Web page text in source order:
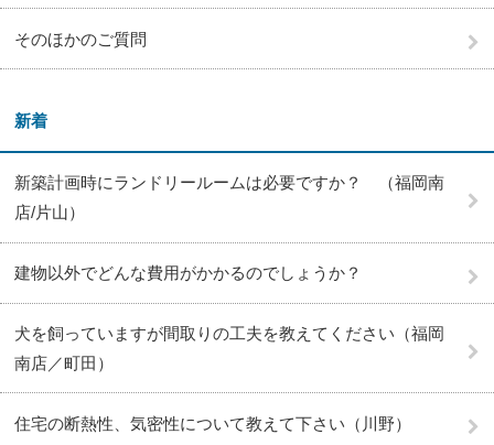
そのほかのご質問
新着
新築計画時にランドリールームは必要ですか？ （福岡南
店/片山）
建物以外でどんな費用がかかるのでしょうか？
犬を飼っていますが間取りの工夫を教えてください（福岡
南店／町田）
住宅の断熱性、気密性について教えて下さい（川野）